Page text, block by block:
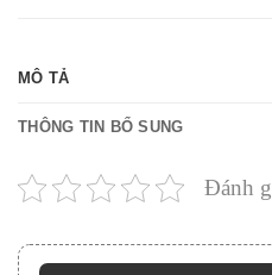
MÔ TẢ
THÔNG TIN BỔ SUNG
Đánh